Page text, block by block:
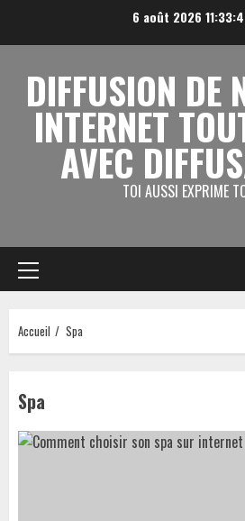
6 août 2026
DIFFUSION DE
INTERNET
AVEC
TOI AUSSI EXPRIME
Menu
principal
Accueil Spa
Spa